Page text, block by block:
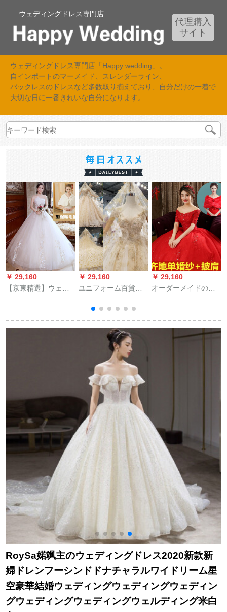
ウェディングドレス専門店
代理購入
サイト
ウェディングドレス専門店「Happy wedding」。
自インポートのマーメイド、スレンダーライン、
バックレスのドレスなど多数取り揃えており、自分だけの一着で
大切な日に一番きれいな自分になります。
￥ 29,160
【京東精選】ウェン
ツ軽やかなウェンデ
￥ 29,160
ユニフォーム百貨店
公式サイトのウェデ
ィングドレス2018新
型宮廷ライトシャン
パン色TIKTOKOフリ
ード大トレイン王女
新婦871310単品超ロ
ングシャンパンゴー
ルドロマンティック
とんぼ頭紗M
￥ 29,160
オーダーメイドの京
赤いウエディングド
レス2019新型秋色ロ
RoySa婼飒主のウェディングドレス2020新款新
婦ドレンフーシンドドナチャラルワイドリーム星
空豪華結婚ウェディングウェディングウェディン
グウェディングウェディングウェルディング米白